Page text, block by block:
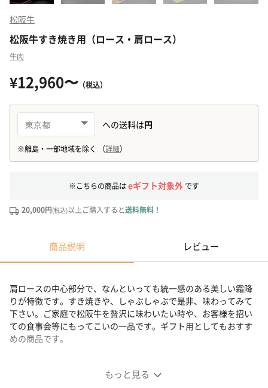
松阪牛
松阪牛すき焼き用（ロース・肩ロース）
牛肉
¥12,960〜 （税込）
※こちらの商品はeギフト対象外 です
20,000円(税込)以上ご購入すると送料無料！
商品説明 レビュー
もっと見る
肩ロースの中心部分で、なんといっても統一感のある美しい霜降
りが特徴です。すき焼きや、しゃぶしゃぶで是非、味わってみて
下さい。ご家庭で松阪牛を贅沢に味わいたい時や、お客様を招い
ての食事会等にもってこいの一品です。ギフト用としてもおすす
めの商品です。
すき焼きで味わう絶品松阪牛！食卓に贅沢な逸品を。